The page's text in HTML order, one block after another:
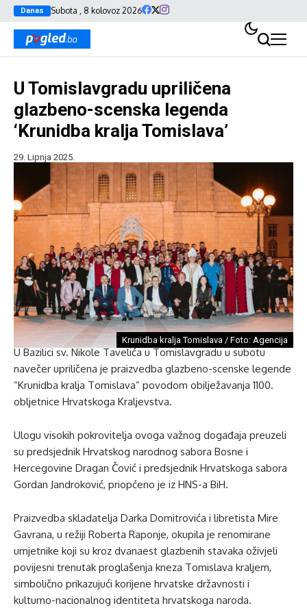
Danas Subota , 8 kolovoz 2026
U Tomislavgradu upriličena
glazbeno-scenska legenda
‘Krunidba kralja Tomislava’
29. Lipnja 2025.
Krunidba kralja Tomislava / Foto: Agencija
U Bazilici sv. Nikole Tavelića u Tomislavgradu u subotu
navečer upriličena je praizvedba glazbeno-scenske legende
“Krunidba kralja Tomislava” povodom obilježavanja 1100.
obljetnice Hrvatskoga Kraljevstva.
Ulogu visokih pokrovitelja ovoga važnog događaja preuzeli
su predsjednik Hrvatskog narodnog sabora Bosne i
Hercegovine Dragan Čović i predsjednik Hrvatskoga sabora
Gordan Jandroković, priopćeno je iz HNS-a BiH.
Praizvedba skladatelja Darka Domitrovića i libretista Mire
Gavrana, u režiji Roberta Raponje, okupila je renomirane
umjetnike koji su kroz dvanaest glazbenih stavaka oživjeli
povijesni trenutak proglašenja kneza Tomislava kraljem,
simbolično prikazujući korijene hrvatske državnosti i
kulturno-nacionalnog identiteta hrvatskoga naroda.